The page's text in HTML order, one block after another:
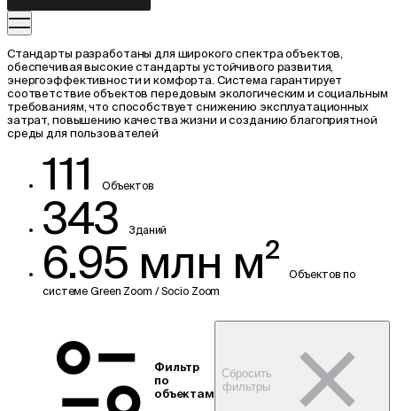
Стандарты разработаны для широкого спектра объектов,
обеспечивая высокие стандарты устойчивого развития,
энергоэффективности и комфорта. Система гарантирует
соответствие объектов передовым экологическим и социальным
требованиям, что способствует снижению эксплуатационных
затрат, повышению качества жизни и созданию благоприятной
среды для пользователей
111 Объектов
343 Зданий
6.95 млн м²
Объектов по
системе Green Zoom / Socio Zoom
Фильтр
по
объектам
Сбросить
фильтры